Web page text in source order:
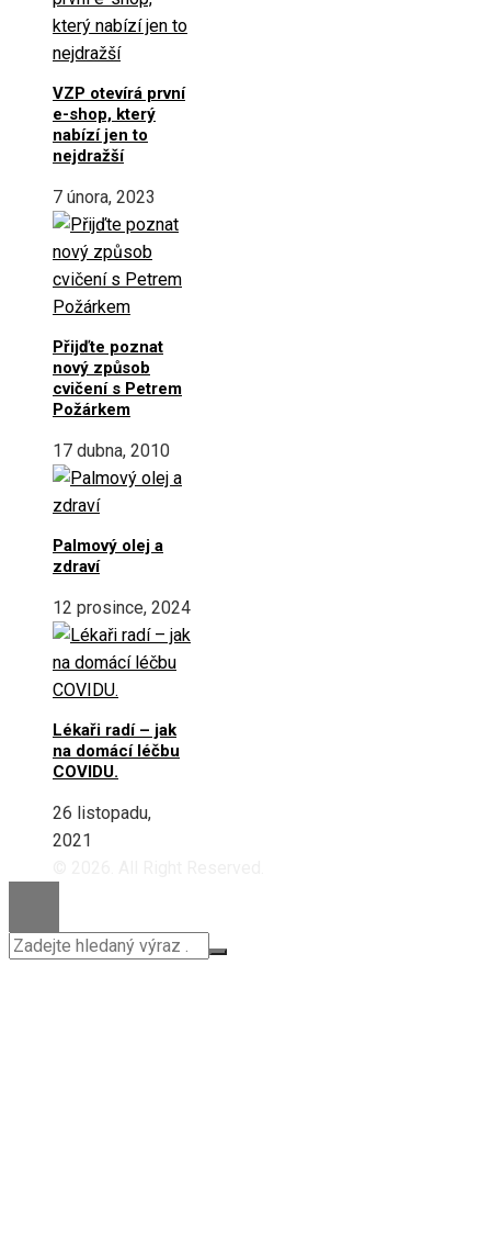
VZP otevírá první
e-shop, který
nabízí jen to
nejdražší
7 února, 2023
Přijďte poznat
nový způsob
cvičení s Petrem
Požárkem
17 dubna, 2010
Palmový olej a
zdraví
12 prosince, 2024
Lékaři radí – jak
na domácí léčbu
COVIDU.
26 listopadu,
2021